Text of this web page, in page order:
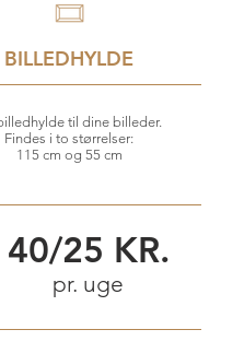
BILLEDHYLDE
til dine billeder.
Findes i to størrelser:
115 cm og 55 cm
40/25 KR.
pr. uge